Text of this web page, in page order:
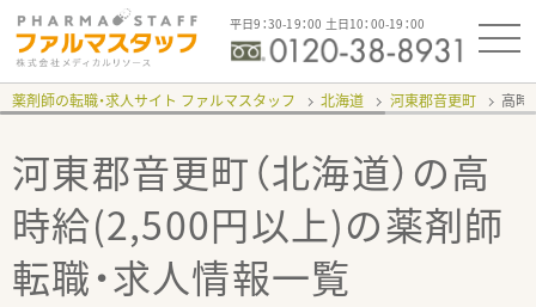
平日9：30-19：00 土日10：00-19：00
薬剤師の転職・求人サイト ファルマスタッフ 北海道 河東郡音更町 高時
河東郡音更町（北海道）の高
時給(2,500円以上)の薬剤師
転職・求人情報一覧